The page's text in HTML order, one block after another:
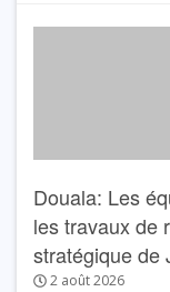
Douala: Les
les travaux de
stratégique de
2 août 2026